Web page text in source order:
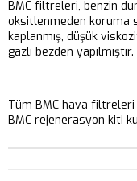
BMC filtreleri, benzin
oksitlenmeden koruma
kaplanmış, düşük
gazlı bezden yapılmıştır.
Tüm BMC hava filtreleri
BMC rejenerasyon kiti